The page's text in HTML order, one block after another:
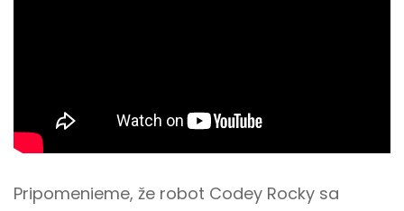
Pripomenieme, že robot Codey Rocky sa